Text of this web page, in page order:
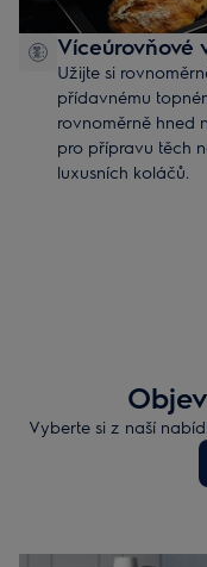
Víceúrovňové
Užijte si
přídavnému
rovnoměrně hned
pro přípravu těch
luxusních koláčů.
Vyberte si z naší